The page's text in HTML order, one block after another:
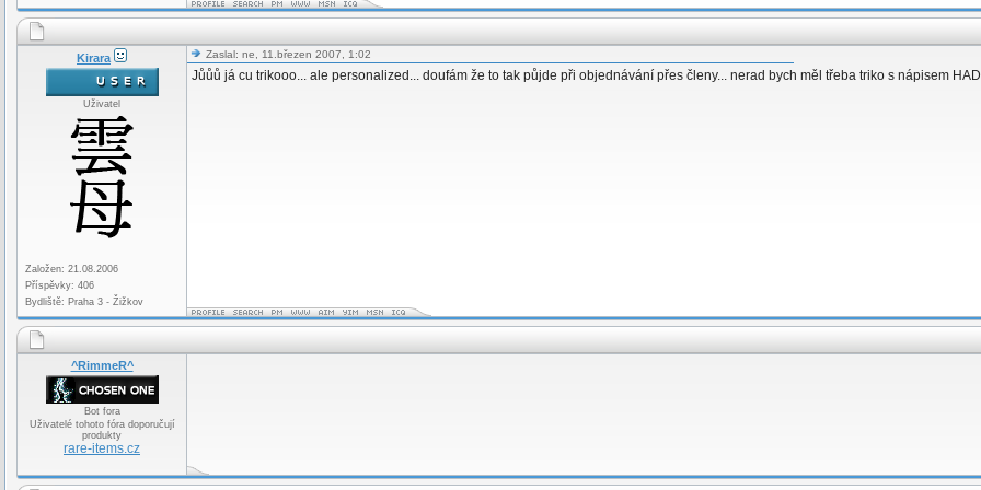
Kirara
Uživatel
Založen: 21.08.2006
Příspěvky: 406
Bydliště: Praha 3 - Žižkov
Zaslal: ne, 11.březen 2007, 1:02
Jůůů já cu trikooo... ale personalized... doufám že to tak půjde při objednávání přes členy... nerad bych měl třeba triko s nápisem
^RimmeR^
Bot fora
Uživatelé tohoto fóra doporučují
produkty
rare-items.cz